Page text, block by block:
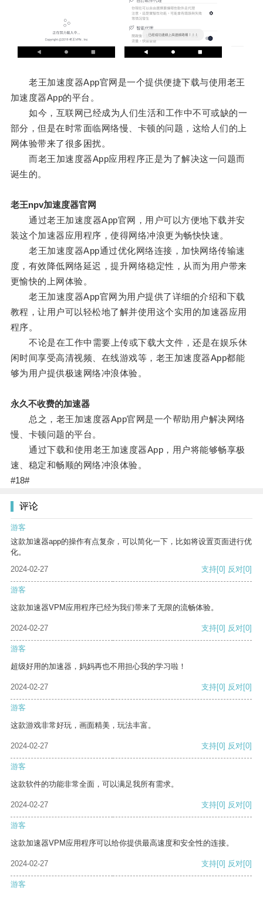
老王加速度器App官网是一个提供便捷下载与使用老王
加速度器App的平台。
如今，互联网已经成为人们生活和工作中不可或缺的一
部分，但是在时常面临网络慢、卡顿的问题，这给人们的上
网体验带来了很多困扰。
而老王加速度器App应用程序正是为了解决这一问题而
诞生的。
老王npv加速度器官网
通过老王加速度器App官网，用户可以方便地下载并安
装这个加速器应用程序，使得网络冲浪更为畅快快速。
老王加速度器App通过优化网络连接，加快网络传输速
度，有效降低网络延迟，提升网络稳定性，从而为用户带来
更愉快的上网体验。
老王加速度器App官网为用户提供了详细的介绍和下载
教程，让用户可以轻松地了解并使用这个实用的加速器应用
程序。
不论是在工作中需要上传或下载大文件，还是在娱乐休
闲时间享受高清视频、在线游戏等，老王加速度器App都能
够为用户提供极速网络冲浪体验。
永久不收费的加速器
总之，老王加速度器App官网是一个帮助用户解决网络
慢、卡顿问题的平台。
通过下载和使用老王加速度器App，用户将能够畅享极
速、稳定和畅顺的网络冲浪体验。
#18#
评论
游客
这款加速器app的操作有点复杂，可以简化一下，比如将设置页面进行优
化。
2024-02-27
支持[0] 反对[0]
游客
这款加速器VPM应用程序已经为我们带来了无限的流畅体验。
2024-02-27 支持[0] 反对[0]
游客
超级好用的加速器，妈妈再也不用担心我的学习啦！
2024-02-27 支持[0] 反对[0]
游客
这款游戏非常好玩，画面精美，玩法丰富。
2024-02-27 支持[0] 反对[0]
游客
这款软件的功能非常全面，可以满足我所有需求。
2024-02-27 支持[0] 反对[0]
游客
这款加速器VPM应用程序可以给你提供最高速度和安全性的连接。
2024-02-27 支持[0] 反对[0]
游客